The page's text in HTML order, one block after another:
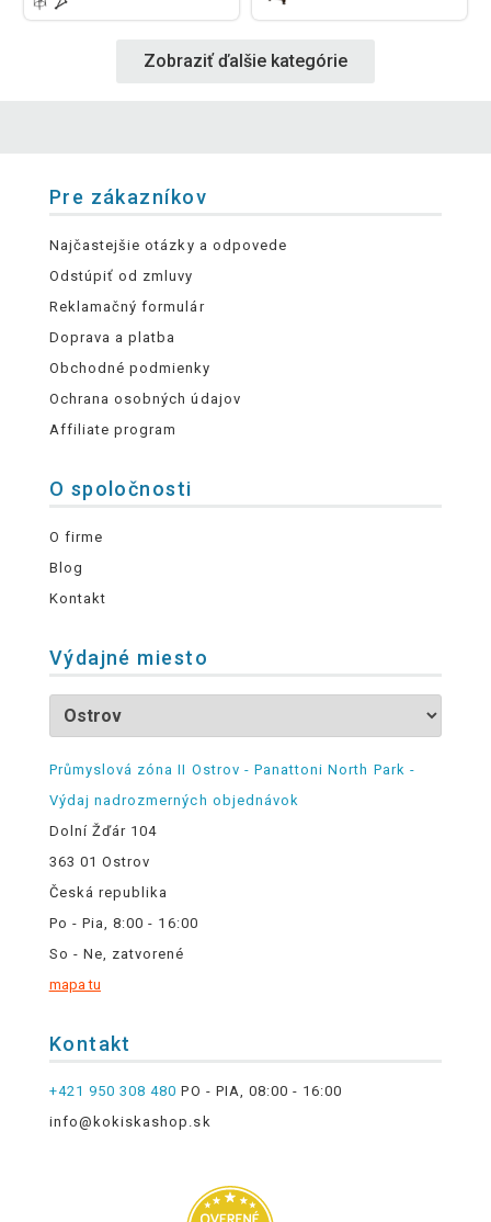
Zobraziť ďalšie kategórie
Pre zákazníkov
Najčastejšie otázky a odpovede
Odstúpiť od zmluvy
Reklamačný formulár
Doprava a platba
Obchodné podmienky
Ochrana osobných údajov
Affiliate program
O spoločnosti
O firme
Blog
Kontakt
Výdajné miesto
Průmyslová zóna II Ostrov - Panattoni North Park -
Výdaj nadrozmerných objednávok
Dolní Žďár 104
363 01 Ostrov
Česká republika
Po - Pia, 8:00 - 16:00
So - Ne, zatvorené
mapa tu
Kontakt
+421 950 308 480 PO - PIA, 08:00 - 16:00
info@kokiskashop.sk